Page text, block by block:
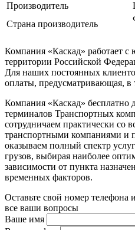
Производитель
Страна производитель
Компания «Каскад» работает
территории Российской
Для наших постоянных
оплаты, предусматривающая, в
Компания «Каскад» бесплатно
терминалов Транспортных
сотрудничаем практически со
транспортными компаниями и
оказываем полный спектр
грузов, выбирая наиболее
зависимости от пункта
временных факторов.
Оставьте свой номер телефона
все ваши вопросы
Ваше имя